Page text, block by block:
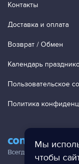
Мы
чтобы
contact@ac-
Всегда отвечаем на
Контакты
Доставка и оплата
Возврат / Обмен
Календарь
Пользовательское
Политика